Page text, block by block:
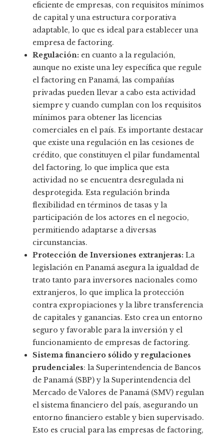
eficiente de empresas, con requisitos mínimos
de capital y una estructura corporativa
adaptable, lo que es ideal para establecer una
empresa de factoring.
Regulación: en cuanto a la regulación,
aunque no existe una ley específica que regule
el factoring en Panamá, las compañías
privadas pueden llevar a cabo esta actividad
siempre y cuando cumplan con los requisitos
mínimos para obtener las licencias
comerciales en el país. Es importante destacar
que existe una regulación en las cesiones de
crédito, que constituyen el pilar fundamental
del factoring, lo que implica que esta
actividad no se encuentra desregulada ni
desprotegida. Esta regulación brinda
flexibilidad en términos de tasas y la
participación de los actores en el negocio,
permitiendo adaptarse a diversas
circunstancias.
Protección de Inversiones extranjeras: La
legislación en Panamá asegura la igualdad de
trato tanto para inversores nacionales como
extranjeros, lo que implica la protección
contra expropiaciones y la libre transferencia
de capitales y ganancias. Esto crea un entorno
seguro y favorable para la inversión y el
funcionamiento de empresas de factoring.
Sistema financiero sólido y regulaciones
prudenciales: la Superintendencia de Bancos
de Panamá (SBP) y la Superintendencia del
Mercado de Valores de Panamá (SMV) regulan
el sistema financiero del país, asegurando un
entorno financiero estable y bien supervisado.
Esto es crucial para las empresas de factoring,